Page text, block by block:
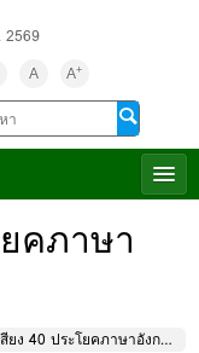
2569
A A+
คภาษา
ง 40 ประโยคภาษาอังกฤษพื้นฐาน